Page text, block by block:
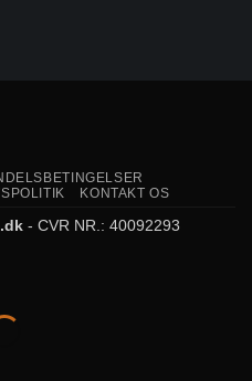
KONTAKT OS
- CVR NR.: 40092293